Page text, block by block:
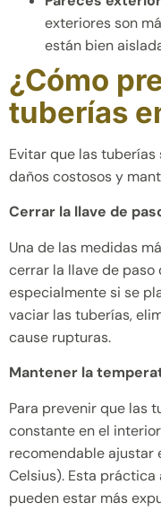
exteriores son
están bien
¿Cómo
tuberías
Evitar que las
daños costosos y
Cerrar la llave de
Una de las medidas
cerrar la llave de paso
especialmente si se
vaciar las tuberías,
cause rupturas.
Mantener la
Para prevenir que las
constante en el
recomendable ajustar
Celsius). Esta
pueden estar más